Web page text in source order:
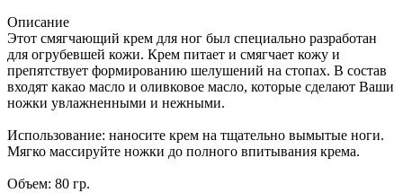
Описание
Этот смягчающий крем для ног был специально разработан
для огрубевшей кожи. Крем питает и смягчает кожу и
препятствует формированию шелушений на стопах. В состав
входят какао масло и оливковое масло, которые сделают Ваши
ножки увлажненными и нежными.
Использование: наносите крем на тщательно вымытые ноги.
Мягко массируйте ножки до полного впитывания крема.
Объем: 80 гр.